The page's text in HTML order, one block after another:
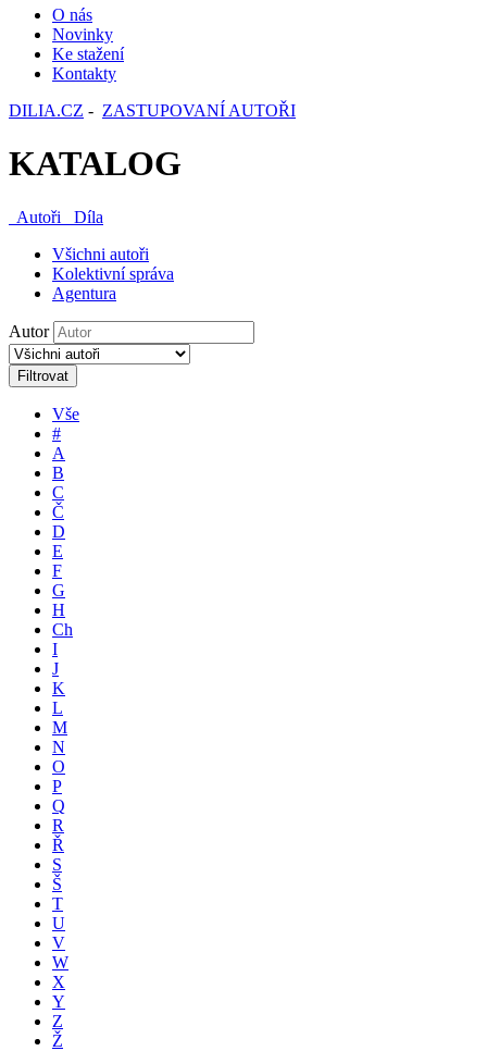
O nás
Novinky
Ke stažení
Kontakty
DILIA.CZ - ZASTUPOVANÍ AUTOŘI
KATALOG
Autoři
Díla
Všichni autoři
Kolektivní správa
Agentura
Autor
Filtrovat
Vše
#
A
B
C
Č
D
E
F
G
H
Ch
I
J
K
L
M
N
O
P
Q
R
Ř
S
Š
T
U
V
W
X
Y
Z
Ž